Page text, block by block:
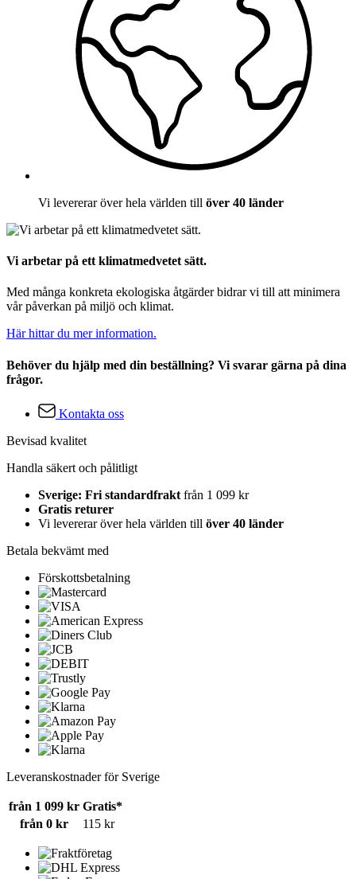
Vi levererar över hela världen till över 40 länder
Vi arbetar på ett klimatmedvetet sätt.
Med många konkreta ekologiska åtgärder bidrar vi till att minimera
vår påverkan på miljö och klimat.
Här hittar du mer information.
Behöver du hjälp med din beställning? Vi svarar gärna på dina
frågor.
Kontakta oss
Bevisad kvalitet
Handla säkert och pålitligt
Sverige: Fri standardfrakt från 1 099 kr
Gratis returer
Vi levererar över hela världen till över 40 länder
Betala bekvämt med
Förskottsbetalning
Leveranskostnader för Sverige
från 1 099 kr Gratis*
från 0 kr
115 kr